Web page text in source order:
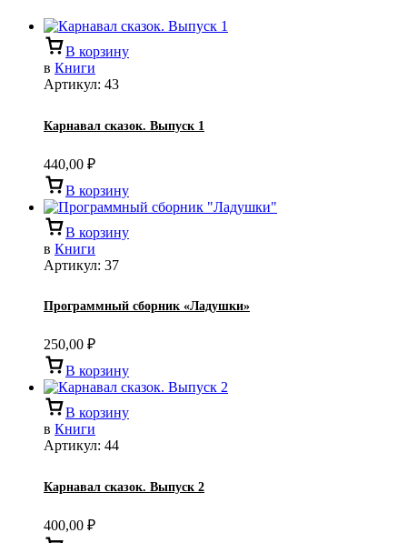
В корзину
в Книги
Артикул: 43
Карнавал сказок. Выпуск 1
440,00 ₽
В корзину
В корзину
в Книги
Артикул: 37
Программный сборник «Ладушки»
250,00 ₽
В корзину
В корзину
в Книги
Артикул: 44
Карнавал сказок. Выпуск 2
400,00 ₽